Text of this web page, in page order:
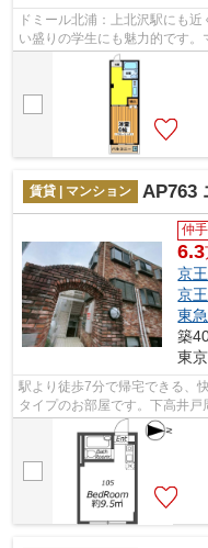
ドミール北浦：上北沢駅にも
い盛りの学生にも魅力的です。
きる場所にあり、行き先に合わ
賃貸 | マンション AP763
仲
6.3
京
京
東
築
東
駅より徒歩7分で帰宅できる、
タイプのお部屋です。下高井
ください！当社でなら、お客様